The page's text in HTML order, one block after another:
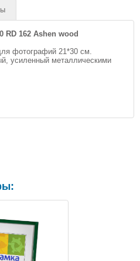
RD 162 Ashen wood
фотографий 21*30 см.
усиленный металлическими